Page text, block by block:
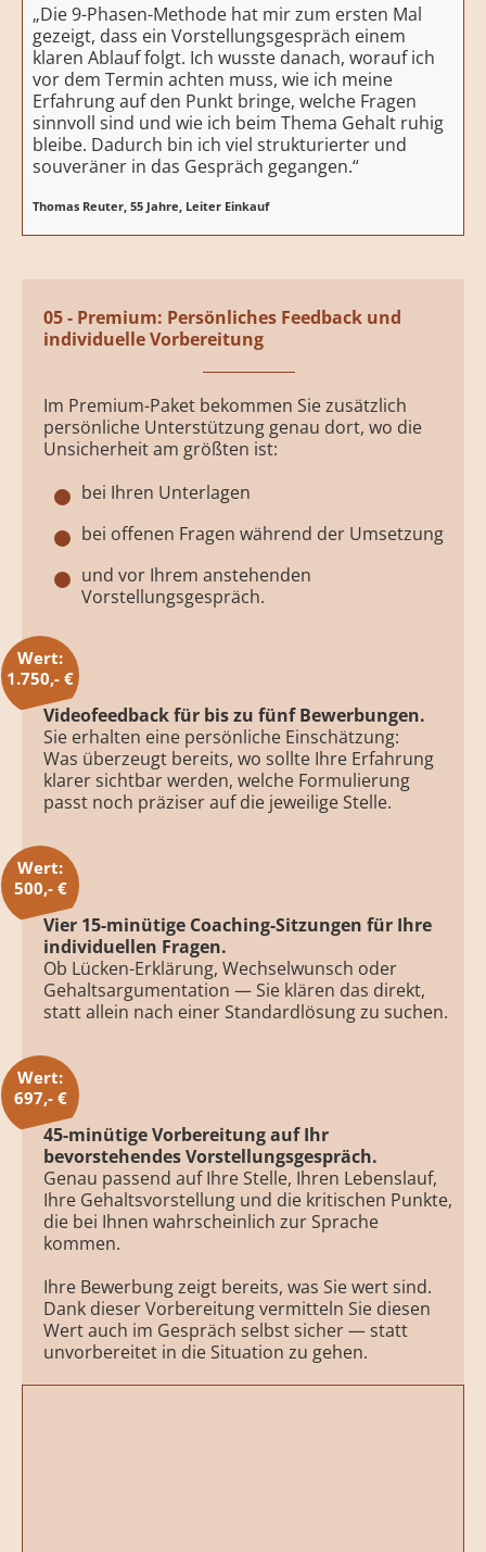
„Die 9-Phasen-Methode hat mir zum ersten Mal
gezeigt, dass ein Vorstellungsgespräch einem
klaren Ablauf folgt. Ich wusste danach, worauf ich
vor dem Termin achten muss, wie ich meine
Erfahrung auf den Punkt bringe, welche Fragen
sinnvoll sind und wie ich beim Thema Gehalt ruhig
bleibe. Dadurch bin ich viel strukturierter und
souveräner in das Gespräch gegangen.“
Thomas Reuter, 55 Jahre, Leiter Einkauf
05 - Premium: Persönliches Feedback und
individuelle Vorbereitung
Im Premium-Paket bekommen Sie zusätzlich
persönliche Unterstützung genau dort, wo die
Unsicherheit am größten ist:
bei Ihren Unterlagen
bei offenen Fragen während der Umsetzung
und vor Ihrem anstehenden
Vorstellungsgespräch.
Wert:
1.750,- €
Videofeedback für bis zu fünf Bewerbungen.
Sie erhalten eine persönliche Einschätzung:
Was überzeugt bereits, wo sollte Ihre Erfahrung
klarer sichtbar werden, welche Formulierung
passt noch präziser auf die jeweilige Stelle.
Wert:
500,- €
Vier 15-minütige Coaching-Sitzungen für Ihre
individuellen Fragen.
Ob Lücken-Erklärung, Wechselwunsch oder
Gehaltsargumentation — Sie klären das direkt,
statt allein nach einer Standardlösung zu suchen.
Wert:
697,- €
45-minütige Vorbereitung auf Ihr
bevorstehendes Vorstellungsgespräch.
Genau passend auf Ihre Stelle, Ihren Lebenslauf,
Ihre Gehaltsvorstellung und die kritischen Punkte,
die bei Ihnen wahrscheinlich zur Sprache
kommen.
Ihre Bewerbung zeigt bereits, was Sie wert sind.
Dank dieser Vorbereitung vermitteln Sie diesen
Wert auch im Gespräch selbst sicher — statt
unvorbereitet in die Situation zu gehen.